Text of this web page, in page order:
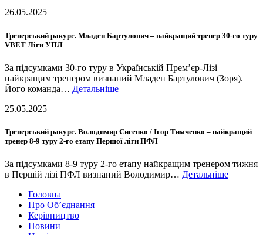
26.05.2025
Тренерський ракурс. Младен Бартулович – найкращий тренер 30-го туру
VBET Ліги УПЛ
За підсумками 30-го туру в Українській Прем’єр-Лізі
найкращим тренером визнаний Младен Бартулович (Зоря).
Його команда… Детальніше
25.05.2025
Тренерський ракурс. Володимир Сисенко / Ігор Тимченко – найкращий
тренер 8-9 туру 2-го етапу Першої ліги ПФЛ
За підсумками 8-9 туру 2-го етапу найкращим тренером тижня
в Першій лізі ПФЛ визнаний Володимир… Детальніше
Головна
Про Об’єднання
Керівництво
Новини